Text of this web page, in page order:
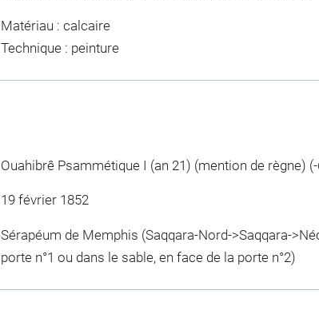
Matériau : calcaire
Technique : peinture
Ouahibrê Psammétique I (an 21) (mention de règne)
19 février 1852
Sérapéum de Memphis (Saqqara-Nord->Saqqara-
porte n°1 ou dans le sable, en face de la porte n°2)